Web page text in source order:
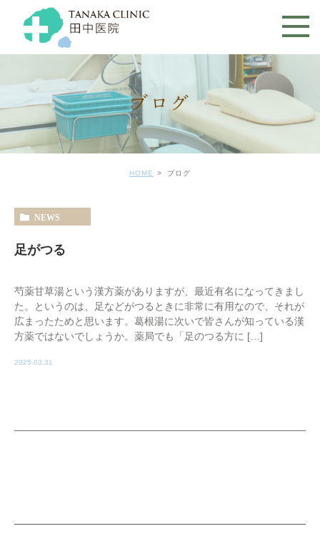
ブログ
HOME ブログ
NEWS
足がつる
芍薬甘草湯という漢方薬がありますが、最近有名になってきまし
た。というのは、足などがつるときに非常に有用なので、それが
広まったためと思います。葛根湯に次いで皆さんが知っている漢
方薬ではないでしょうか。薬局でも「足のつる方に […]
2025.03.31